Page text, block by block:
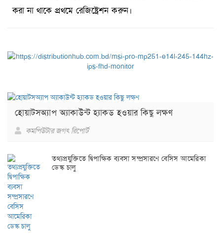
করা না থাকে প্রথমে রেজিষ্ট্রেশন করুন।
হোয়াটসঅ্যাপ অ্যাকাউন্ট হ্যাকড হওয়ার কিছু লক্ষণ
কমপিউটার জগৎ রিপোর্ট
তথ্যপ্রযুক্তিতে দ্বিপাক্ষিক ব্যবসা সম্প্রসারণে বেসিস আমেরিকা
ডেস্ক চালু